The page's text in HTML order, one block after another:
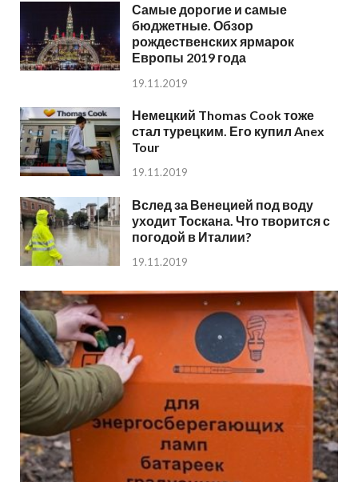
Самые дорогие и самые
бюджетные. Обзор
рождественских ярмарок
Европы 2019 года
19.11.2019
Немецкий Thomas Cook тоже
стал турецким. Его купил Anex
Tour
19.11.2019
Вслед за Венецией под воду
уходит Тоскана. Что творится с
погодой в Италии?
19.11.2019